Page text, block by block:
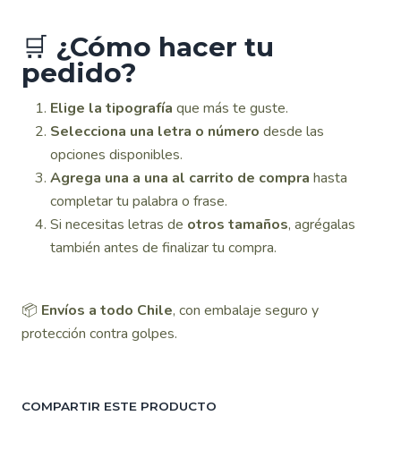
🛒 ¿Cómo hacer tu
pedido?
Elige la tipografía que más te guste.
Selecciona una letra o número desde las
opciones disponibles.
Agrega una a una al carrito de compra hasta
completar tu palabra o frase.
Si necesitas letras de otros tamaños, agrégalas
también antes de finalizar tu compra.
📦 Envíos a todo Chile, con embalaje seguro y
protección contra golpes.
COMPARTIR ESTE PRODUCTO